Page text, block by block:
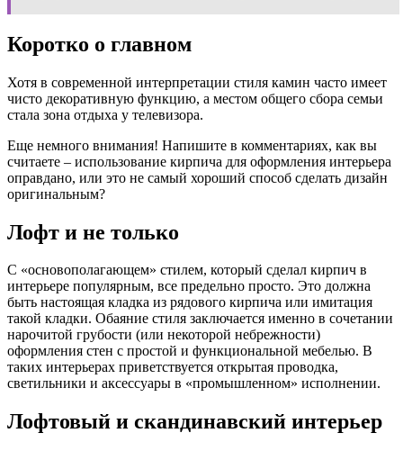
Коротко о главном
Хотя в современной интерпретации стиля камин часто имеет
чисто декоративную функцию, а местом общего сбора семьи
стала зона отдыха у телевизора.
Еще немного внимания! Напишите в комментариях, как вы
считаете – использование кирпича для оформления интерьера
оправдано, или это не самый хороший способ сделать дизайн
оригинальным?
Лофт и не только
С «основополагающем» стилем, который сделал кирпич в
интерьере популярным, все предельно просто. Это должна
быть настоящая кладка из рядового кирпича или имитация
такой кладки. Обаяние стиля заключается именно в сочетании
нарочитой грубости (или некоторой небрежности)
оформления стен с простой и функциональной мебелью. В
таких интерьерах приветствуется открытая проводка,
светильники и аксессуары в «промышленном» исполнении.
Лофтовый и скандинавский интерьер